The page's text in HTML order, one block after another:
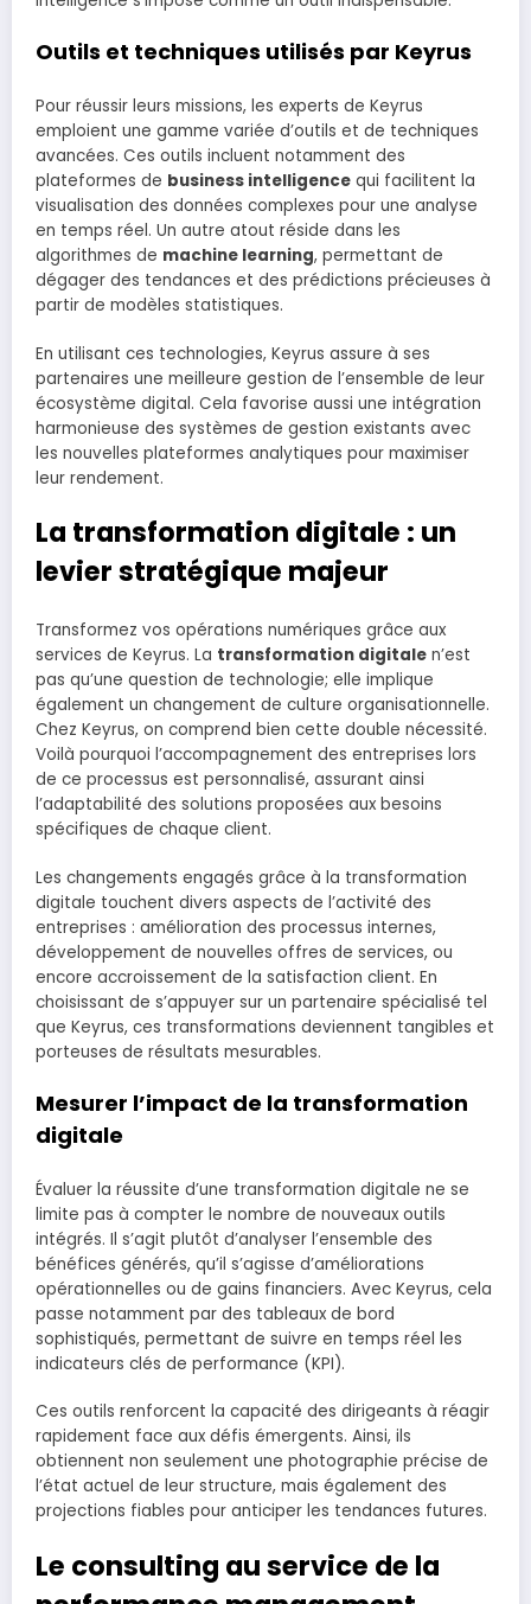
Outils et techniques utilisés par Keyrus
Pour réussir leurs missions, les experts de Keyrus
emploient une gamme variée d’outils et de techniques
avancées. Ces outils incluent notamment des
plateformes de business intelligence qui facilitent la
visualisation des données complexes pour une analyse
en temps réel. Un autre atout réside dans les
algorithmes de machine learning, permettant de
dégager des tendances et des prédictions précieuses à
partir de modèles statistiques.
En utilisant ces technologies, Keyrus assure à ses
partenaires une meilleure gestion de l’ensemble de leur
écosystème digital. Cela favorise aussi une intégration
harmonieuse des systèmes de gestion existants avec
les nouvelles plateformes analytiques pour maximiser
leur rendement.
La transformation digitale : un
levier stratégique majeur
Transformez vos opérations numériques grâce aux
services de Keyrus. La transformation digitale n’est
pas qu’une question de technologie; elle implique
également un changement de culture organisationnelle.
Chez Keyrus, on comprend bien cette double nécessité.
Voilà pourquoi l’accompagnement des entreprises lors
de ce processus est personnalisé, assurant ainsi
l’adaptabilité des solutions proposées aux besoins
spécifiques de chaque client.
Les changements engagés grâce à la transformation
digitale touchent divers aspects de l’activité des
entreprises : amélioration des processus internes,
développement de nouvelles offres de services, ou
encore accroissement de la satisfaction client. En
choisissant de s’appuyer sur un partenaire spécialisé tel
que Keyrus, ces transformations deviennent tangibles et
porteuses de résultats mesurables.
Mesurer l’impact de la transformation
digitale
Évaluer la réussite d’une transformation digitale ne se
limite pas à compter le nombre de nouveaux outils
intégrés. Il s’agit plutôt d’analyser l’ensemble des
bénéfices générés, qu’il s’agisse d’améliorations
opérationnelles ou de gains financiers. Avec Keyrus, cela
passe notamment par des tableaux de bord
sophistiqués, permettant de suivre en temps réel les
indicateurs clés de performance (KPI).
Ces outils renforcent la capacité des dirigeants à réagir
rapidement face aux défis émergents. Ainsi, ils
obtiennent non seulement une photographie précise de
l’état actuel de leur structure, mais également des
projections fiables pour anticiper les tendances futures.
Le consulting au service de la